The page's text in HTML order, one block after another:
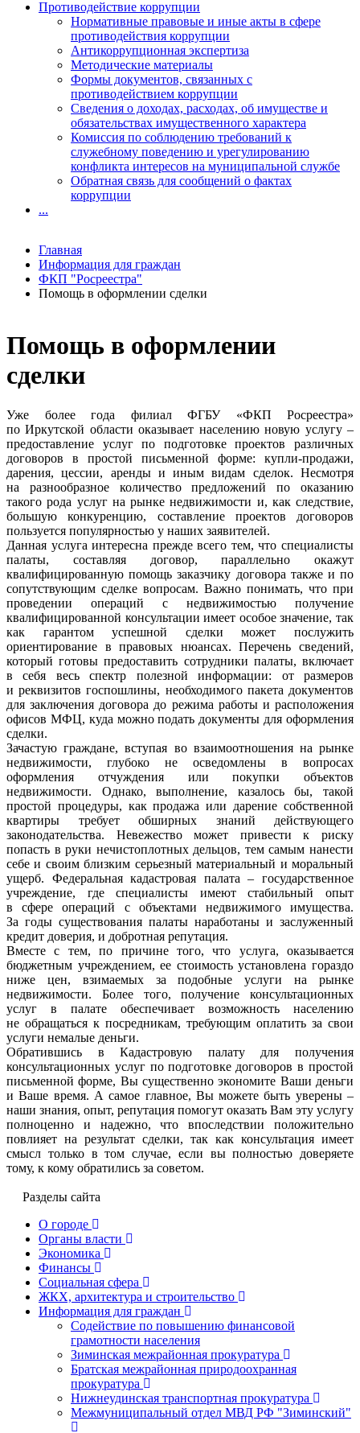
Помощь в оформлении
сделки
Уже более года филиал ФГБУ «ФКП Росреестра»
по Иркутской области оказывает населению новую услугу –
предоставление услуг по подготовке проектов различных
договоров в простой письменной форме: купли-продажи,
дарения, цессии, аренды и иным видам сделок. Несмотря
на разнообразное количество предложений по оказанию
такого рода услуг на рынке недвижимости и, как следствие,
большую конкуренцию, составление проектов договоров
пользуется популярностью у наших заявителей.
Данная услуга интересна прежде всего тем, что специалисты
палаты, составляя договор, параллельно окажут
квалифицированную помощь заказчику договора также и по
сопутствующим сделке вопросам. Важно понимать, что при
проведении операций с недвижимостью получение
квалифицированной консультации имеет особое значение, так
как гарантом успешной сделки может послужить
ориентирование в правовых нюансах. Перечень сведений,
который готовы предоставить сотрудники палаты, включает
в себя весь спектр полезной информации: от размеров
и реквизитов госпошлины, необходимого пакета документов
для заключения договора до режима работы и расположения
офисов МФЦ, куда можно подать документы для оформления
сделки.
Зачастую граждане, вступая во взаимоотношения на рынке
недвижимости, глубоко не осведомлены в вопросах
оформления отчуждения или покупки объектов
недвижимости. Однако, выполнение, казалось бы, такой
простой процедуры, как продажа или дарение собственной
квартиры требует обширных знаний действующего
законодательства. Невежество может привести к риску
попасть в руки нечистоплотных дельцов, тем самым нанести
себе и своим близким серьезный материальный и моральный
ущерб. Федеральная кадастровая палата – государственное
учреждение, где специалисты имеют стабильный опыт
в сфере операций с объектами недвижимого имущества.
За годы существования палаты наработаны и заслуженный
кредит доверия, и добротная репутация.
Вместе с тем, по причине того, что услуга, оказывается
бюджетным учреждением, ее стоимость установлена гораздо
ниже цен, взимаемых за подобные услуги на рынке
недвижимости. Более того, получение консультационных
услуг в палате обеспечивает возможность населению
не обращаться к посредникам, требующим оплатить за свои
услуги немалые деньги.
Обратившись в Кадастровую палату для получения
консультационных услуг по подготовке договоров в простой
письменной форме, Вы существенно экономите Ваши деньги
и Ваше время. А самое главное, Вы можете быть уверены –
наши знания, опыт, репутация помогут оказать Вам эту услугу
полноценно и надежно, что впоследствии положительно
повлияет на результат сделки, так как консультация имеет
смысл только в том случае, если вы полностью доверяете
тому, к кому обратились за советом.
Разделы сайта
О городе
Органы власти
Экономика
Финансы
Социальная сфера
ЖКХ, архитектура и строительство
Информация для граждан
Содействие по повышению финансовой
грамотности населения
Зиминская межрайонная прокуратура
Братская межрайонная природоохранная
прокуратура
Нижнеудинская транспортная прокуратура
Межмуниципальный отдел МВД РФ "Зиминский"
Противодействие коррупции
Нормативные правовые и иные акты в сфере
противодействия коррупции
Антикоррупционная экспертиза
Методические материалы
Формы документов, связанных с
противодействием коррупции
Сведения о доходах, расходах, об имуществе и
обязательствах имущественного характера
Комиссия по соблюдению требований к
служебному поведению и урегулированию
конфликта интересов на муниципальной службе
Обратная связь для сообщений о фактах
коррупции
...
Главная
Информация для граждан
ФКП "Росреестра"
Помощь в оформлении сделки